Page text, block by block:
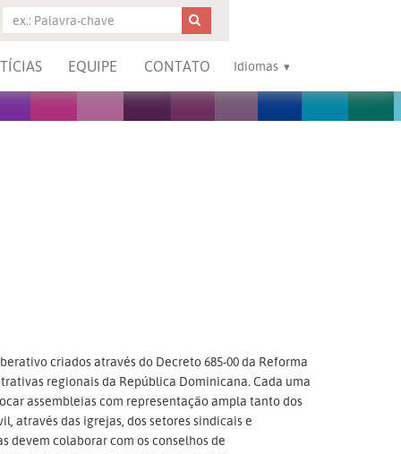
EQUIPE CONTATO Idiomas
criados através do Decreto 685-00 da Reforma
regionais da República Dominicana. Cada uma
assembleias com representação ampla tanto dos
através das igrejas, dos setores sindicais e
devem colaborar com os conselhos de